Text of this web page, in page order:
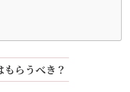
もらうべき？